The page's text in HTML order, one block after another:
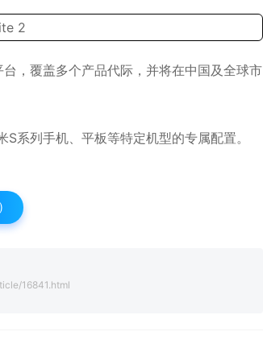
，覆盖多个产品代际，并将在中国及全球市
系列手机、平板等特定机型的专属配置。
)
16841.html